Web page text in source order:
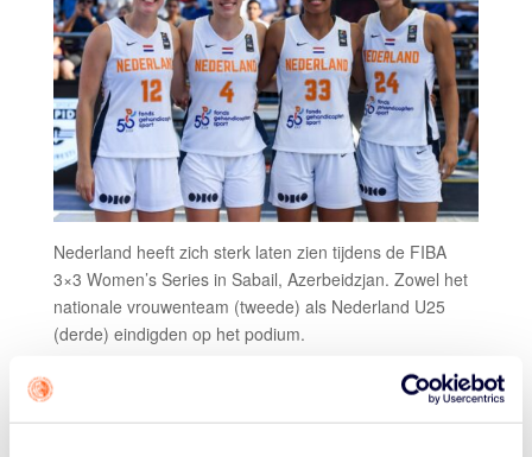
Nederland heeft zich sterk laten zien tijdens de FIBA
3×3 Women’s Series in Sabail, Azerbeidzjan. Zowel het
nationale vrouwenteam (tweede) als Nederland U25
(derde) eindigden op het podium.
Het seniorenteam bereikte overtuigend de finale, waarin
het uiteindelijk zijn meerdere moest erkennen in Letland.
De Letse ploeg trok met 21–13 aan het langste eind,